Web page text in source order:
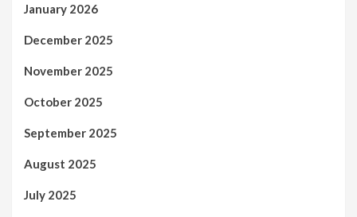
January 2026
December 2025
November 2025
October 2025
September 2025
August 2025
July 2025